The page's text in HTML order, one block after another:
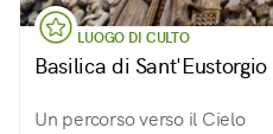
LUOGO DI CULTO
Basilica di
Un percorso verso il Cielo